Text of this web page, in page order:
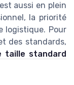
aussi en plein
la priorité
logistique. Pour
des standards,
standard